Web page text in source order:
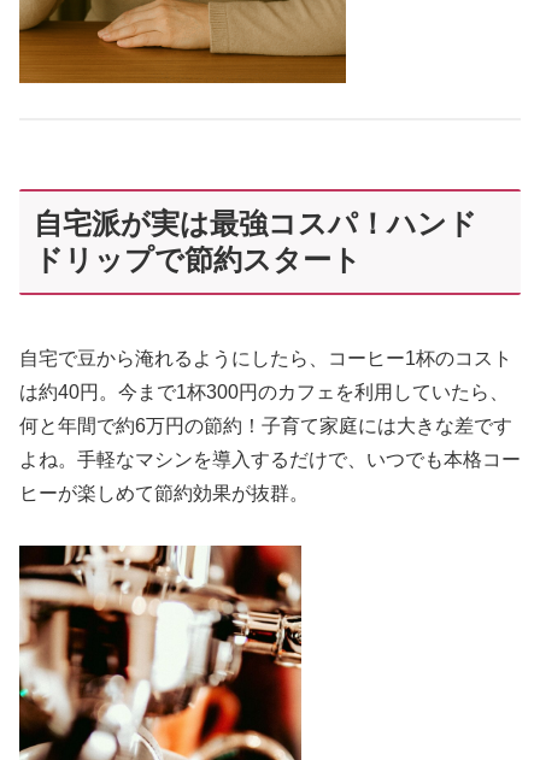
自宅派が実は最強コスパ！ハンド
ドリップで節約スタート
自宅で豆から淹れるようにしたら、コーヒー1杯のコスト
は約40円。今まで1杯300円のカフェを利用していたら、
何と年間で約6万円の節約！子育て家庭には大きな差です
よね。手軽なマシンを導入するだけで、いつでも本格コー
ヒーが楽しめて節約効果が抜群。